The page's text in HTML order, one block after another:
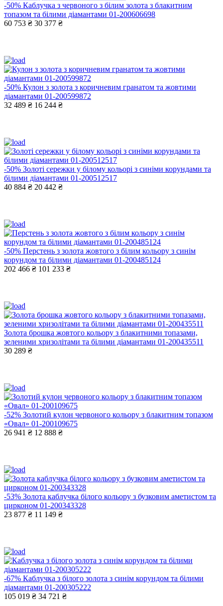
-50% Каблучка з червоного з білим золота з блакитним
топазом та білими діамантами 01-200606698
60 753 ₴ 30 377 ₴
-50% Кулон з золота з коричневим гранатом та жовтими
діамантами 01-200599872
32 489 ₴ 16 244 ₴
-50% Золоті сережки у білому кольорі з синіми корундами та
білими діамантами 01-200512517
40 884 ₴ 20 442 ₴
-50% Перстень з золота жовтого з білим кольору з синім
корундом та білими діамантами 01-200485124
202 466 ₴ 101 233 ₴
Золота брошка жовтого кольору з блакитними топазами,
зеленими хризолітами та білими діамантами 01-200435511
30 289 ₴
-52% Золотий кулон червоного кольору з блакитним топазом
«Овал» 01-200109675
26 941 ₴ 12 888 ₴
-53% Золота каблучка білого кольору з бузковим аметистом та
цирконом 01-200343328
23 877 ₴ 11 149 ₴
-67% Каблучка з білого золота з синім корундом та білими
діамантами 01-200305222
105 019 ₴ 34 721 ₴